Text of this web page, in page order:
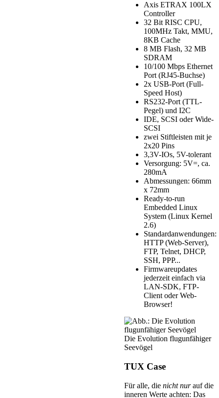
Axis ETRAX 100LX
Controller
32 Bit RISC CPU,
100MHz Takt, MMU,
8KB Cache
8 MB Flash, 32 MB
SDRAM
10/100 Mbps Ethernet
Port (RJ45-Buchse)
2x USB-Port (Full-
Speed Host)
RS232-Port (TTL-
Pegel) und I2C
IDE, SCSI oder Wide-
SCSI
zwei Stiftleisten mit je
2x20 Pins
3,3V-IOs, 5V-tolerant
Versorgung: 5V=, ca.
280mA
Abmessungen: 66mm
x 72mm
Ready-to-run
Embedded Linux
System (Linux Kernel
2.6)
Standardanwendungen:
HTTP (Web-Server),
FTP, Telnet, DHCP,
SSH, PPP...
Firmwareupdates
jederzeit einfach via
LAN-SDK, FTP-
Client oder Web-
Browser!
Die Evolution flugunfähiger
Seevögel
TUX Case
Für alle, dienicht nurauf die
inneren Werte achten: Das